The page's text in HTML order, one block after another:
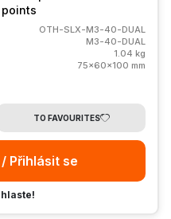
OTH-SLX-M3-40-DUAL
M3-40-DUAL
1.04 kg
75x60x100 mm
TO FAVOURITES
Přihlásit se